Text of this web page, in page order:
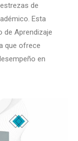
de
Esta
de Aprendizaje
que ofrece
en